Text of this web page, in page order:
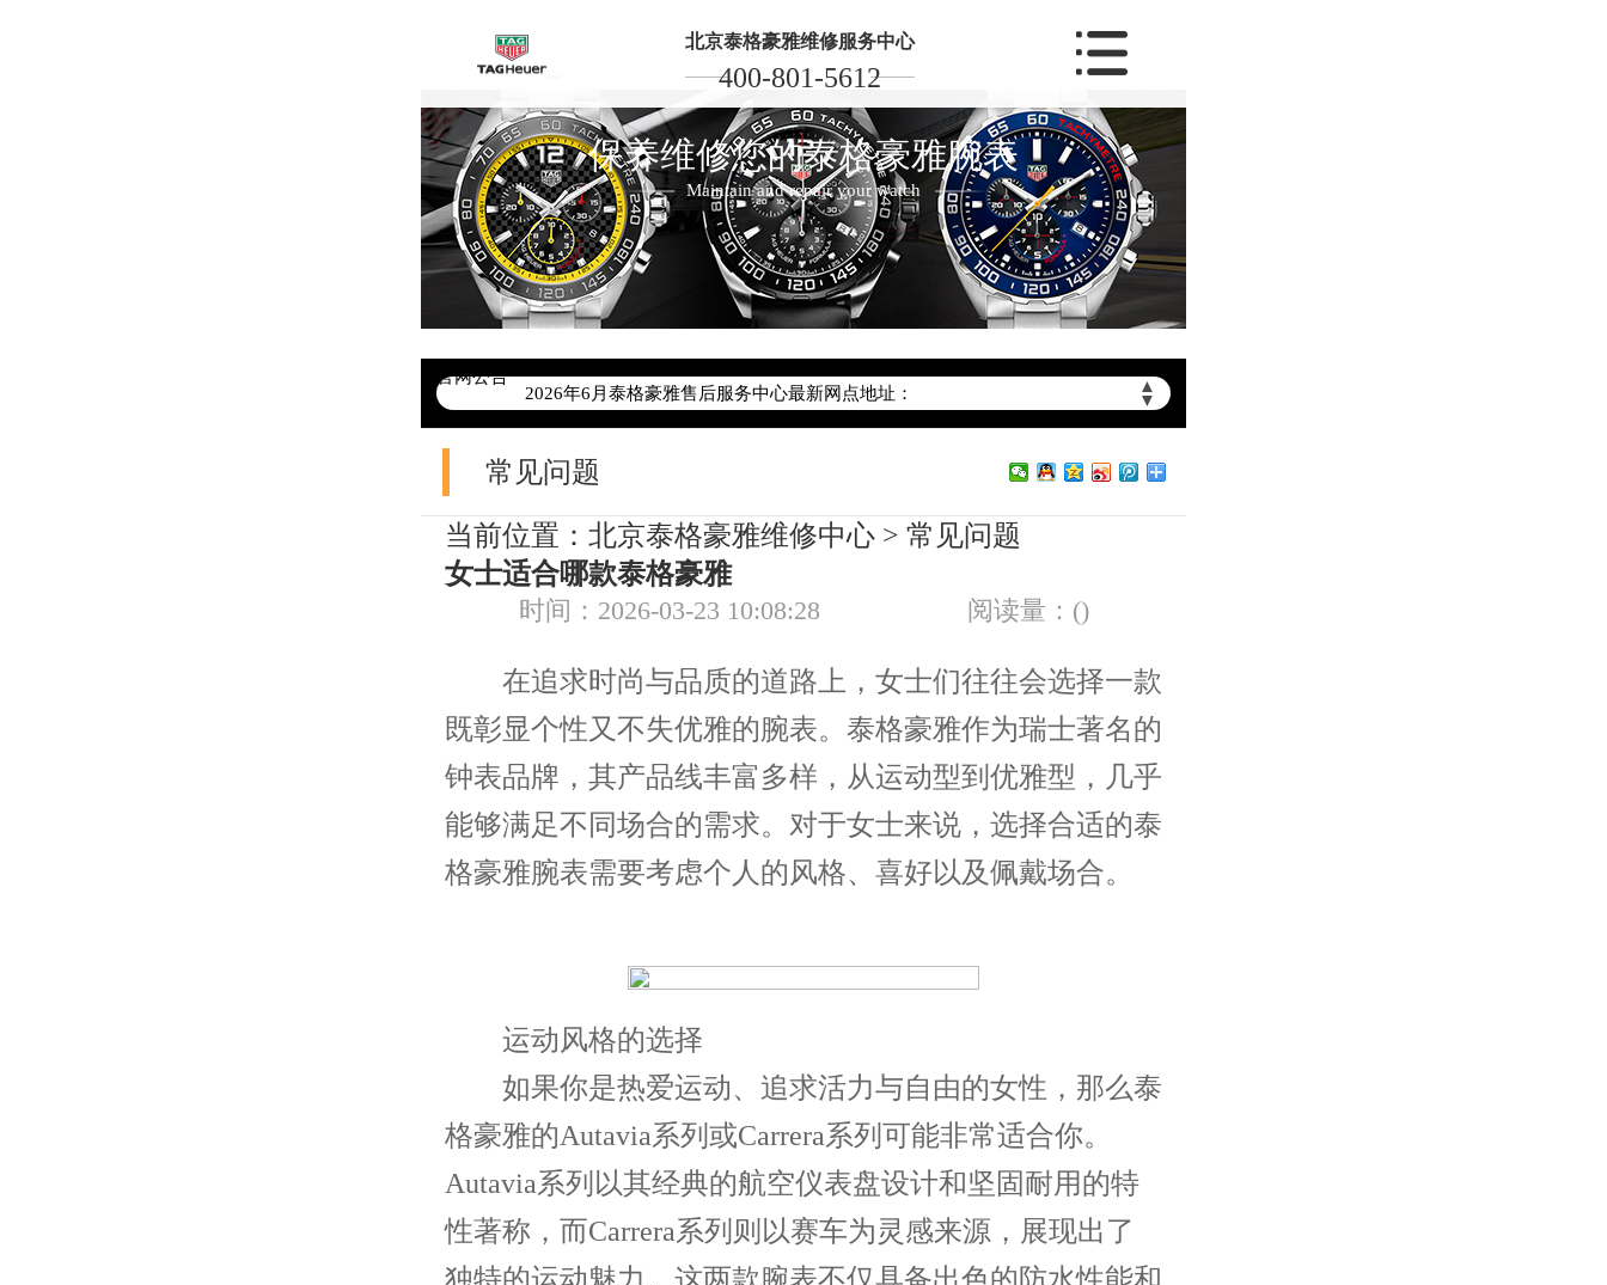
北京泰格豪雅维修服务中心
400-801-5612
保养维修您的泰格豪雅腕表
Maintain and repair your watch
官网公告
>
▲
▼
2026年6月泰格豪雅北京市售后服务网络优化升级公告
2026年6月北京市泰格豪雅官方售后客户服务热线：400-801-5612
2026年6月泰格豪雅售后服务中心最新网点地址：
北京市东城区东长安街1号东方广场写字楼W3座6层602室（需提前预约）
北京市朝阳区建国门外大街甲6号华熙国际中心写字楼D座11层1102室（需提前预约）
节假日正常营业！
常见问题
当前位置： 北京泰格豪雅维修中心 > 常见问题
女士适合哪款泰格豪雅
时间：2026-03-23 10:08:28 阅读量：()
在追求时尚与品质的道路上，女士们往往会选择一款
既彰显个性又不失优雅的腕表。泰格豪雅作为瑞士著名的
钟表品牌，其产品线丰富多样，从运动型到优雅型，几乎
能够满足不同场合的需求。对于女士来说，选择合适的泰
格豪雅腕表需要考虑个人的风格、喜好以及佩戴场合。
运动风格的选择
如果你是热爱运动、追求活力与自由的女性，那么泰
格豪雅的Autavia系列或Carrera系列可能非常适合你。
Autavia系列以其经典的航空仪表盘设计和坚固耐用的特
性著称，而Carrera系列则以赛车为灵感来源，展现出了